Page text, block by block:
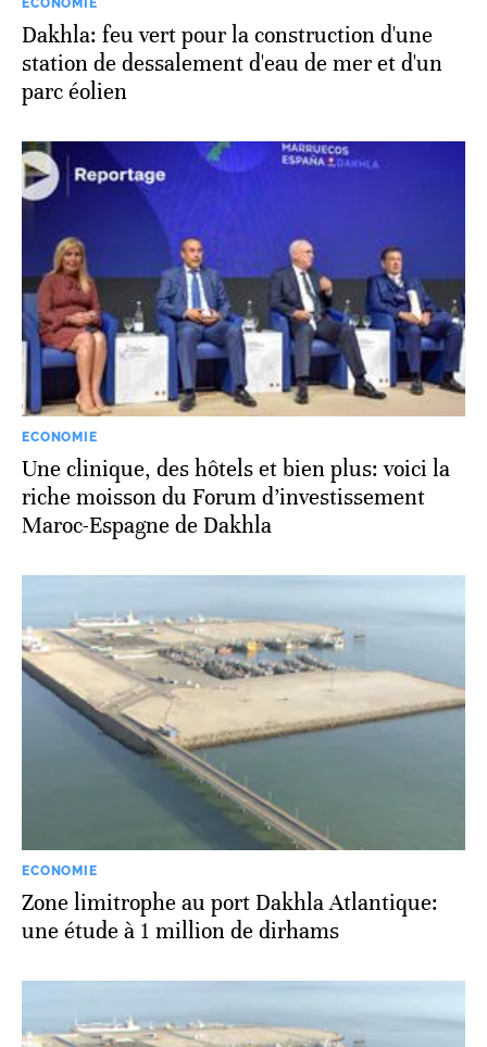
Dakhla: feu vert pour la construction d'une
station de dessalement d'eau de mer et d'un
parc éolien
ECONOMIE
Une clinique, des hôtels et bien plus: voici la
riche moisson du Forum d’investissement
Maroc-Espagne de Dakhla
ECONOMIE
Zone limitrophe au port Dakhla Atlantique:
une étude à 1 million de dirhams